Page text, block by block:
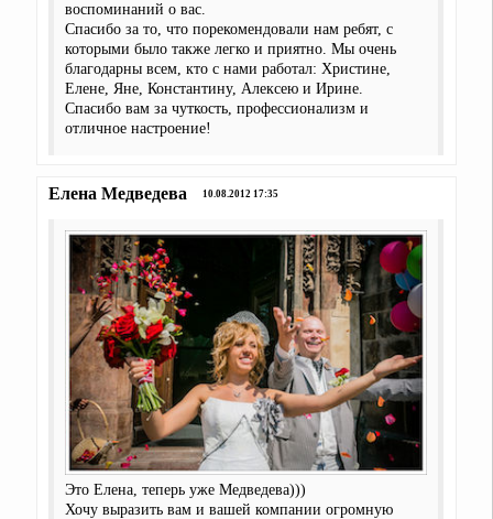
воспоминаний о вас.
Спасибо за то, что порекомендовали нам ребят, с
которыми было также легко и приятно. Мы очень
благодарны всем, кто с нами работал: Христине,
Елене, Яне, Константину, Алексею и Ирине.
Спасибо вам за чуткость, профессионализм и
отличное настроение!
Елена Медведева 10.08.2012 17:35
Это Елена, теперь уже Медведева)))
Хочу выразить вам и вашей компании огромную